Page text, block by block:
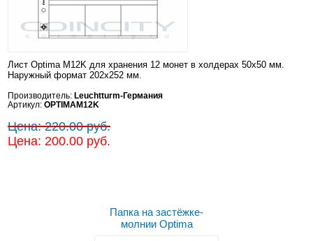
Лист Optima M12K для хранения 12 монет в холдерах 50x50 мм.
Наружный формат 202x252 мм.
Производитель: Leuchtturm-Германия
Артикул:OPTIMAM12K
Цена: 220.00 руб.
Цена: 200.00 руб.
Папка на застёжке-
молнии Optima